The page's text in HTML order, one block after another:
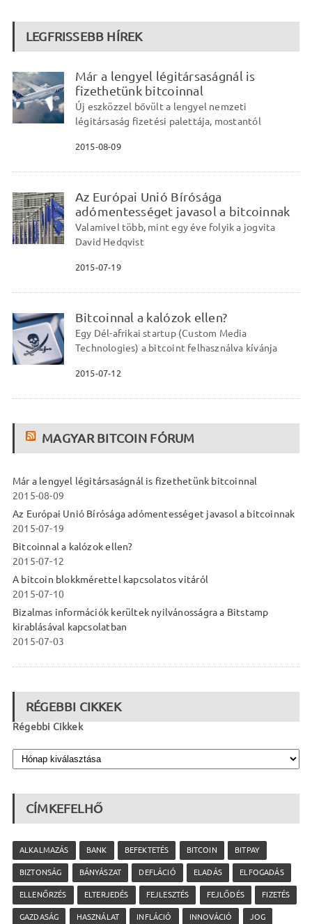
LEGFRISSEBB HÍREK
Már a lengyel légitársaságnál is
fizethetünk bitcoinnal
Új eszközzel bővült a lengyel nemzeti
légitársaság fizetési palettája, mostantól
2015-08-09
Az Európai Unió Bírósága
adómentességet javasol a bitcoinnak
Valamivel több, mint egy éve folyik a jogvita
David Hedqvist
2015-07-19
Bitcoinnal a kalózok ellen?
Egy Dél-afrikai startup (Custom Media
Technologies) a bitcoint felhasználva kívánja
2015-07-12
MAGYAR BITCOIN FÓRUM
Már a lengyel légitársaságnál is fizethetünk bitcoinnal
2015-08-09
Az Európai Unió Bírósága adómentességet javasol a bitcoinnak
2015-07-19
Bitcoinnal a kalózok ellen?
2015-07-12
A bitcoin blokkmérettel kapcsolatos vitáról
2015-07-10
Bizalmas információk kerültek nyilvánosságra a Bitstamp
kirablásával kapcsolatban
2015-07-03
RÉGEBBI CIKKEK
Régebbi Cikkek
CÍMKEFELHŐ
ALKALMAZÁS BANK BEFEKTETÉS BITCOIN BITPAY
BIZTONSÁG BÁNYÁSZAT DEFLÁCIÓ ELADÁS ELFOGADÁS
ELLENŐRZÉS ELTERJEDÉS FEJLESZTÉS FEJLŐDÉS FIZETÉS
GAZDASÁG HASZNÁLAT INFLÁCIÓ INNOVÁCIÓ JOG